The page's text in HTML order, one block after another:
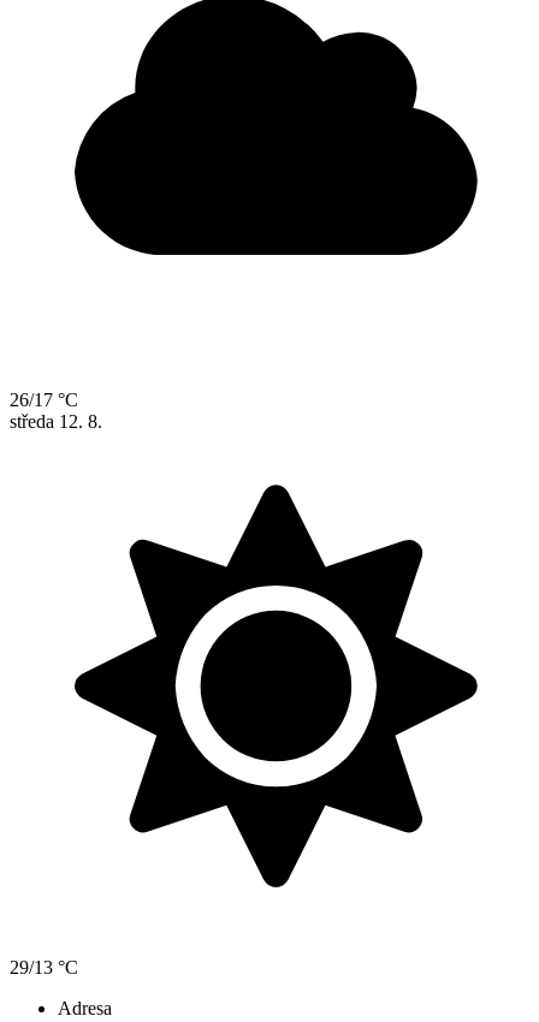
26/17 °C
středa 12. 8.
29/13 °C
Adresa